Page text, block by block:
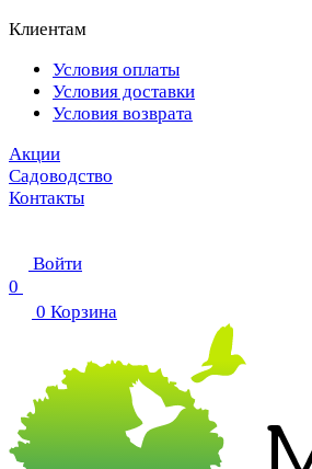
Клиентам
Условия оплаты
Условия доставки
Условия возврата
Акции
Садоводство
Контакты
Войти
0
0 Корзина